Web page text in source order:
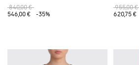
840,00 €
546,00 €
-35%
955,00 €
620,75 €